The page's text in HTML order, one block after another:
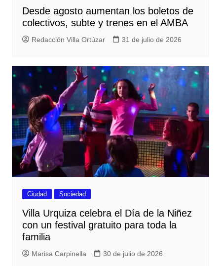
Desde agosto aumentan los boletos de
colectivos, subte y trenes en el AMBA
Redacción Villa Ortúzar 31 de julio de 2026
Ciudad Sociedad
Villa Urquiza celebra el Día de la Niñez
con un festival gratuito para toda la
familia
Marisa Carpinella 30 de julio de 2026